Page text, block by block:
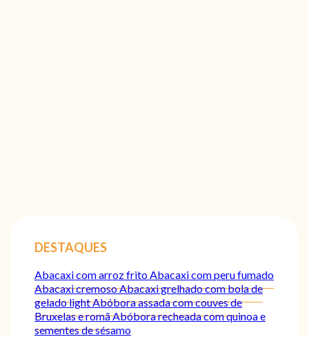
DESTAQUES
Abacaxi com arroz frito Abacaxi com peru fumado
Abacaxi cremosoAbacaxi grelhado com bola de
gelado lightAbóbora assada com couves de
Bruxelas e romãAbóbora recheada com quinoa e
sementes de sésamo